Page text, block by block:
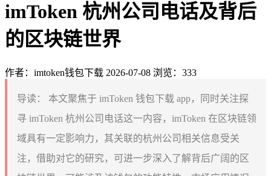
imToken 杭州公司电话及背后
的区块链世界
作者：imtoken钱包下载 2026-07-08 浏览：333
导读：
本文聚焦于 imToken 钱包下载 app，同时关注探
寻 imToken 杭州公司电话这一内容，imToken 在区块链领
域具有一定影响力，其关联的杭州公司相关信息受关
注，借助对它的研究，可进一步深入了解背后广阔的区